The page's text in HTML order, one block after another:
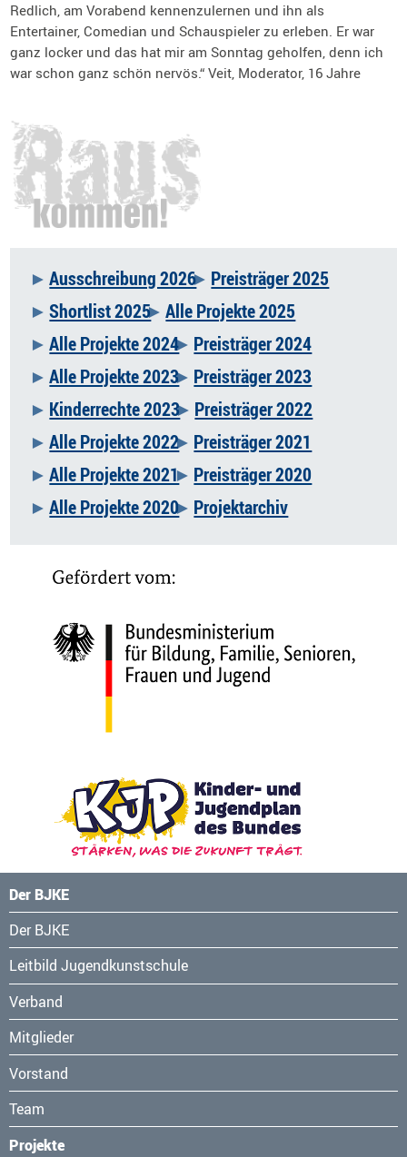
Redlich, am Vorabend kennenzulernen und ihn als
Entertainer, Comedian und Schauspieler zu erleben. Er war
ganz locker und das hat mir am Sonntag geholfen, denn ich
war schon ganz schön nervös.“ Veit, Moderator, 16 Jahre
Navigation
überspringen
Ausschreibung 2026
Preisträger 2025
Shortlist 2025 Alle Projekte 2025
Alle Projekte 2024
Preisträger 2024
Alle Projekte 2023
Preisträger 2023
Kinderrechte 2023
Preisträger 2022
Alle Projekte 2022
Preisträger 2021
Alle Projekte 2021
Preisträger 2020
Alle Projekte 2020
Projektarchiv
Der BJKE
Navigation
überspringen
Der BJKE
Leitbild Jugendkunstschule
Verband
Mitglieder
Vorstand
Team
Projekte